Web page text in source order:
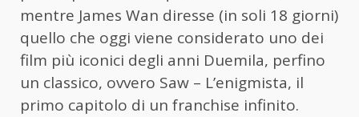
mentre James Wan diresse (in soli 18 giorni)
quello che oggi viene considerato uno dei
film più iconici degli anni Duemila, perfino
un classico, ovvero Saw – L’enigmista, il
primo capitolo di un franchise infinito.